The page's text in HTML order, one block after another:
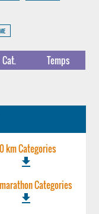
Cat. Temps
km Categories
file_download
Categories
file_download